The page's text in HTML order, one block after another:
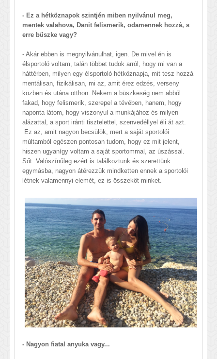
- Ez a hétköznapok szintjén miben nyilvánul meg,
mentek valahova, Danit felismerik, odamennek hozzá, s
erre büszke vagy?
- Akár ebben is megnyilvánulhat, igen. De mivel én is
élsportoló voltam, talán többet tudok arról, hogy mi van a
háttérben, milyen egy élsportoló hétköznapja, mit tesz hozzá
mentálisan, fizikálisan, mi az, amit érez edzés, verseny
közben és utána otthon. Nekem a büszkeség nem abból
fakad, hogy felismerik, szerepel a tévében, hanem, hogy
naponta látom, hogy viszonyul a munkájához és milyen
alázattal, a sport iránti tisztelettel, szenvedéllyel éli át azt.
Ez az, amit nagyon becsülök, mert a saját sportolói
múltamból egészen pontosan tudom, hogy ez mit jelent,
hiszen ugyanígy voltam a saját sportommal, az úszással.
Sőt. Valószínűleg ezért is találkoztunk és szerettünk
egymásba, nagyon átérezzük mindketten ennek a sportolói
létnek valamennyi elemét, ez is összeköt minket.
- Nagyon fiatal anyuka vagy...